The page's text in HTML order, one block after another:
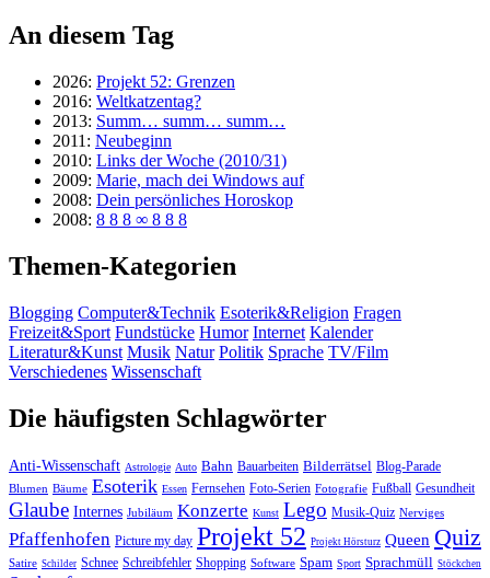
An diesem Tag
2026: Projekt 52: Grenzen
2016: Weltkatzentag?
2013: Summ… summ… summ…
2011: Neubeginn
2010: Links der Woche (2010/31)
2009: Marie, mach dei Windows auf
2008: Dein persönliches Horoskop
2008: 8 8 8 ∞ 8 8 8
Themen-Kategorien
Blogging Computer&Technik Esoterik&Religion Fragen
Freizeit&Sport Fundstücke Humor Internet Kalender
Literatur&Kunst Musik Natur Politik Sprache TV/Film
Verschiedenes Wissenschaft
Die häufigsten Schlagwörter
Anti-Wissenschaft Astrologie Auto Bahn Bauarbeiten Bilderrätsel Blog-Parade
Blumen Bäume Esoterik Essen Fernsehen Foto-Serien Fotografie Fußball Gesundheit
Glaube Internes Jubiläum Konzerte Kunst Lego Musik-Quiz Nerviges
Pfaffenhofen Picture my day Projekt 52 Projekt Hörsturz Queen Quiz
Satire Schilder Schnee Schreibfehler Shopping Software Spam Sport Sprachmüll Stöckchen